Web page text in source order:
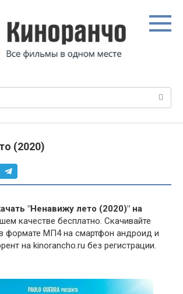
(2020)
"Ненавижу лето (2020)" на
качестве бесплатно. Скачивайте
формате МП4 на смартфон андроид и
на kinorancho.ru без регистрации.